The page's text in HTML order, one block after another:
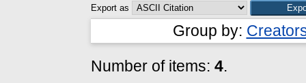
Export as
Group by:
Number of items: 4.